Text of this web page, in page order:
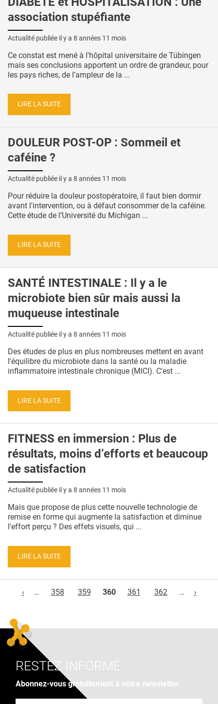
association stupéfiante
Actualité publiée il y a 8 années 11 mois
Ce constat est mené à l'hôpital universitaire de Tübingen
mais ses conclusions apportent un ordre de grandeur, pour
les pays riches, de l’ampleur de la ...
LIRE LA SUITE
DOULEUR POST-OP : Sommeil et
caféine ?
Actualité publiée il y a 8 années 11 mois
Pour réduire la douleur postopératoire, il faut bien dormir
avant l'intervention, ou à défaut consommer de la caféine.
Cette étude de l’Université du Michigan ...
LIRE LA SUITE
SANTÉ INTESTINALE : Il y a le
microbiote bien sûr mais aussi la
muqueuse intestinale
Actualité publiée il y a 8 années 11 mois
Des études de plus en plus nombreuses mettent en avant
l'équilibre du microbiote dans la santé ou la maladie
inflammatoire intestinale chronique (MICI). C'est ...
LIRE LA SUITE
FITNESS en immersion : Plus de
résultats, moins d’efforts et beaucoup
de satisfaction
Actualité publiée il y a 8 années 11 mois
Mais que propose de plus cette nouvelle technologie de
remise en forme qui augmente la satisfaction et diminue
l'effort perçu ? Des effets visuels, qui ...
LIRE LA SUITE
‹
… 358 359 360 361 362 … ›
RESTEZ INFORMÉ
Abonnez-vous gratuitement à notre newsletter